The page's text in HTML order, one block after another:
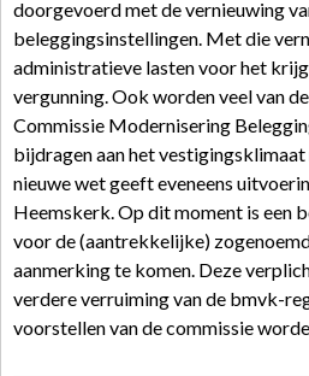
doorgevoerd met de vernieuwing
beleggingsinstellingen. Met die
administratieve lasten voor het
vergunning. Ook worden veel van
Commissie Modernisering
bijdragen aan het
nieuwe wet geeft eveneens
Heemskerk. Op dit moment is een
voor de (aantrekkelijke)
aanmerking te komen. Deze
verdere verruiming van de bmvk-
voorstellen van de commissie